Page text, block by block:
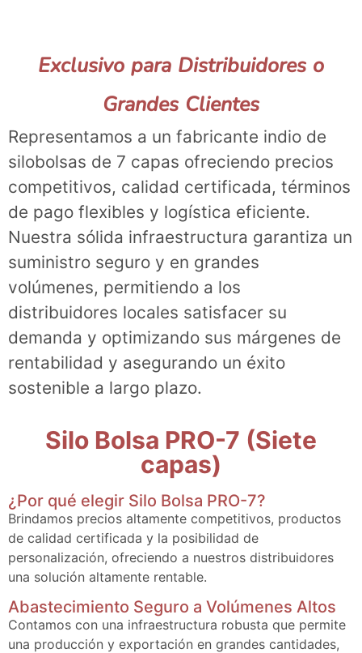
Exclusivo para Distribuidores o
Grandes Clientes
Representamos a un fabricante indio de
silobolsas de 7 capas ofreciendo precios
competitivos, calidad certificada, términos
de pago flexibles y logística eficiente.
Nuestra sólida infraestructura garantiza un
suministro seguro y en grandes
volúmenes, permitiendo a los
distribuidores locales satisfacer su
demanda y optimizando sus márgenes de
rentabilidad y asegurando un éxito
sostenible a largo plazo.
Silo Bolsa PRO-7 (Siete
capas)
¿Por qué elegir Silo Bolsa PRO-7?
Brindamos precios altamente competitivos, productos
de calidad certificada y la posibilidad de
personalización, ofreciendo a nuestros distribuidores
una solución altamente rentable.
Abastecimiento Seguro a Volúmenes Altos
Contamos con una infraestructura robusta que permite
una producción y exportación en grandes cantidades,